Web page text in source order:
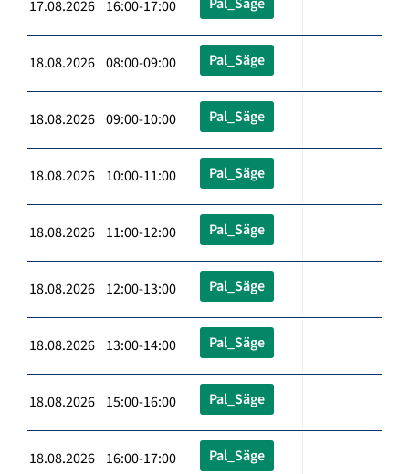
17.08.2026 16:00-17:00
18.08.2026 08:00-09:00 Pal_Säge
18.08.2026 09:00-10:00 Pal_Säge
18.08.2026 10:00-11:00 Pal_Säge
18.08.2026 11:00-12:00 Pal_Säge
18.08.2026 12:00-13:00 Pal_Säge
18.08.2026 13:00-14:00 Pal_Säge
18.08.2026 15:00-16:00 Pal_Säge
18.08.2026 16:00-17:00 Pal_Säge